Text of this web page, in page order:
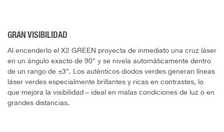
GRAN VISIBILIDAD
Al encenderlo el X2 GREEN proyecta de inmediato una cruz láser
en un ángulo exacto de 90° y se nivela automáticamente dentro
de un rango de ±3°. Los auténticos diodos verdes generan líneas
láser verdes especialmente brillantes y ricas en contrastes, lo
que mejora la visibilidad – ideal en malas condiciones de luz o en
grandes distancias.